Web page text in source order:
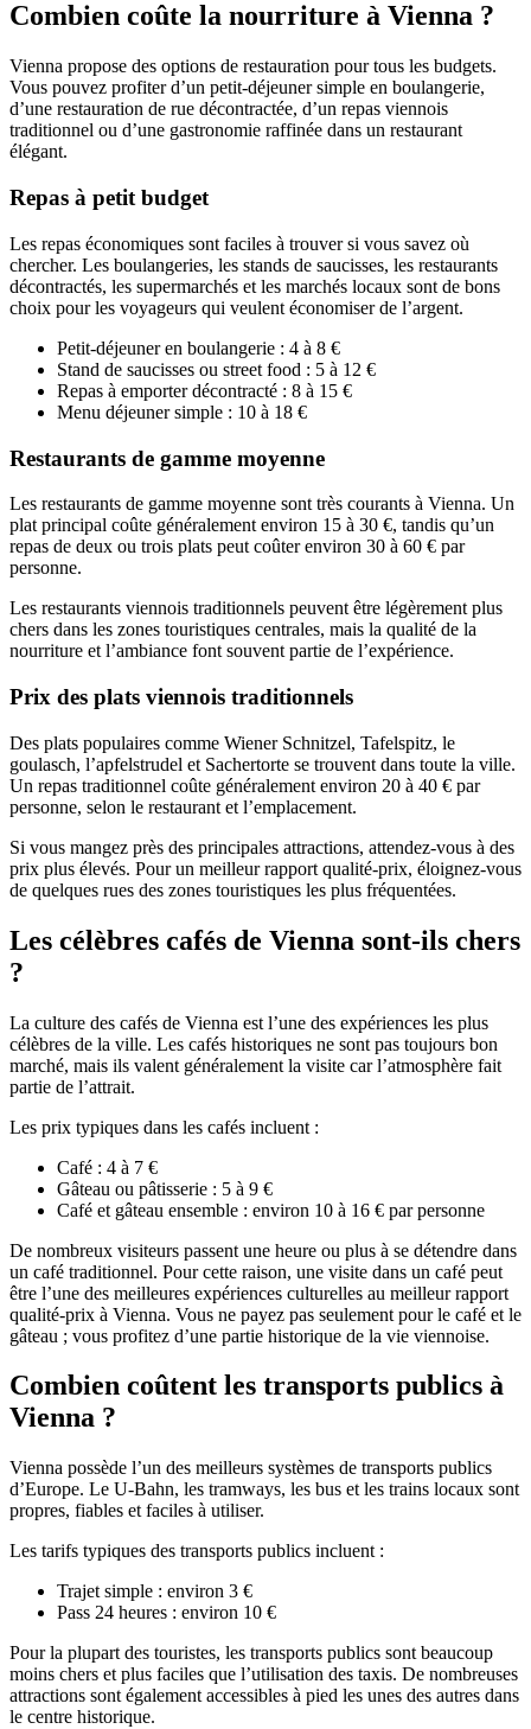
Combien coûte la nourriture à Vienna ?
Vienna propose des options de restauration pour tous les budgets.
Vous pouvez profiter d’un petit-déjeuner simple en boulangerie,
d’une restauration de rue décontractée, d’un repas viennois
traditionnel ou d’une gastronomie raffinée dans un restaurant
élégant.
Repas à petit budget
Les repas économiques sont faciles à trouver si vous savez où
chercher. Les boulangeries, les stands de saucisses, les restaurants
décontractés, les supermarchés et les marchés locaux sont de bons
choix pour les voyageurs qui veulent économiser de l’argent.
Petit-déjeuner en boulangerie : 4 à 8 €
Stand de saucisses ou street food : 5 à 12 €
Repas à emporter décontracté : 8 à 15 €
Menu déjeuner simple : 10 à 18 €
Restaurants de gamme moyenne
Les restaurants de gamme moyenne sont très courants à Vienna. Un
plat principal coûte généralement environ 15 à 30 €, tandis qu’un
repas de deux ou trois plats peut coûter environ 30 à 60 € par
personne.
Les restaurants viennois traditionnels peuvent être légèrement plus
chers dans les zones touristiques centrales, mais la qualité de la
nourriture et l’ambiance font souvent partie de l’expérience.
Prix des plats viennois traditionnels
Des plats populaires comme Wiener Schnitzel, Tafelspitz, le
goulasch, l’apfelstrudel et Sachertorte se trouvent dans toute la ville.
Un repas traditionnel coûte généralement environ 20 à 40 € par
personne, selon le restaurant et l’emplacement.
Si vous mangez près des principales attractions, attendez-vous à des
prix plus élevés. Pour un meilleur rapport qualité-prix, éloignez-vous
de quelques rues des zones touristiques les plus fréquentées.
Les célèbres cafés de Vienna sont-ils chers
?
La culture des cafés de Vienna est l’une des expériences les plus
célèbres de la ville. Les cafés historiques ne sont pas toujours bon
marché, mais ils valent généralement la visite car l’atmosphère fait
partie de l’attrait.
Les prix typiques dans les cafés incluent :
Café : 4 à 7 €
Gâteau ou pâtisserie : 5 à 9 €
Café et gâteau ensemble : environ 10 à 16 € par personne
De nombreux visiteurs passent une heure ou plus à se détendre dans
un café traditionnel. Pour cette raison, une visite dans un café peut
être l’une des meilleures expériences culturelles au meilleur rapport
qualité-prix à Vienna. Vous ne payez pas seulement pour le café et le
gâteau ; vous profitez d’une partie historique de la vie viennoise.
Combien coûtent les transports publics à
Vienna ?
Vienna possède l’un des meilleurs systèmes de transports publics
d’Europe. Le U-Bahn, les tramways, les bus et les trains locaux sont
propres, fiables et faciles à utiliser.
Les tarifs typiques des transports publics incluent :
Trajet simple : environ 3 €
Pass 24 heures : environ 10 €
Pour la plupart des touristes, les transports publics sont beaucoup
moins chers et plus faciles que l’utilisation des taxis. De nombreuses
attractions sont également accessibles à pied les unes des autres dans
le centre historique.